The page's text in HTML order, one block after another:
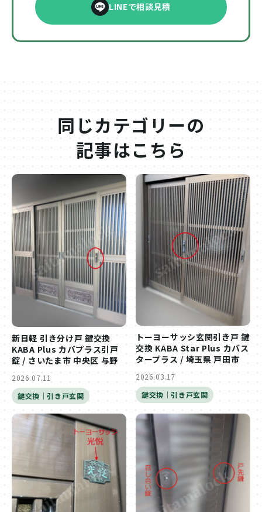
LINEで相談見積
同じカテゴリーの
記事はこちら
新日軽 引き分け戸 鍵交換
KABA Plus カバプラス引戸
錠 / さいたま市 中央区 与野
2026.07.11
鍵交換｜引き戸玄関
トーヨーサッシ玄関引き戸 鍵
交換 KABA Star Plus カバス
タープラス / 埼玉県 戸田市
2026.03.17
鍵交換｜引き戸玄関